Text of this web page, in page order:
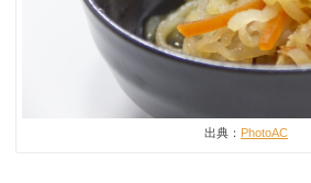
出典： PhotoAC